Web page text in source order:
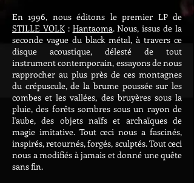
En 1996, nous éditons le premier LP de
STILLE VOLK: Hantaoma. Nous, issus de la
seconde vague du black métal, à travers ce
disque acoustique, délesté de tout
instrument contemporain, essayons de nous
rapprocher au plus près de ces montagnes
du crépuscule, de la brume poussée sur les
combes et les vallées, des bruyères sous la
pluie, des forêts sombres sous un rayon de
l'aube, des objets naïfs et archaïques de
magie imitative. Tout ceci nous a fascinés,
inspirés, retournés, forgés, sculptés. Tout ceci
nous a modifiés à jamais et donné une quête
sans fin.